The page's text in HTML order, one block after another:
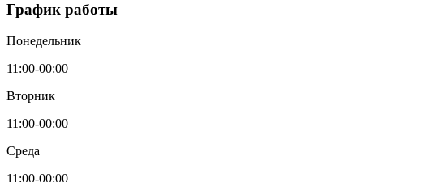
График работы
Понедельник
11:00-00:00
Вторник
11:00-00:00
Среда
11:00-00:00